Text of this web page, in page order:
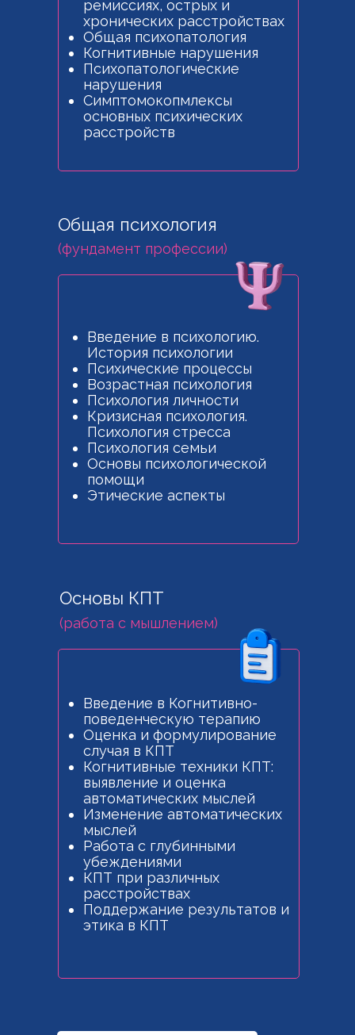
ремиссиях, острых и
хронических расстройствах
Общая психопатология
Когнитивные нарушения
Психопатологические
нарушения
Симптомокопмлексы
основных психических
расстройств
Общая психология
(фундамент профессии)
Введение в психологию.
История психологии
Психические процессы
Возрастная психология
Психология личности
Кризисная психология.
Психология стресса
Психология семьи
Основы психологической
помощи
Этические аспекты
Основы КПТ
Введение в Когнитивно-
поведенческую терапию
Оценка и формулирование
случая в КПТ
Когнитивные техники КПТ:
выявление и оценка
автоматических мыслей
Изменение автоматических
мыслей
Работа с глубинными
убеждениями
КПТ при различных
расстройствах
Поддержание результатов и
этика в КПТ
(работа с мышлением)